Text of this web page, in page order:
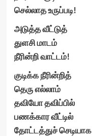
செல்லாத உருப்படி!
அடுத்த வீட்டுத்
துளசி மாடம்
நீரின்றி வாட்டம்!
குடிக்க நீரின்றித்
தெரு எல்லாம்
தவியோ தவிப்பில்
பணக்கார வீட்டில்
தோட்டத்துச் செடியாக